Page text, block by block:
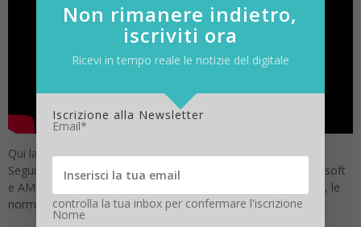
Qui la diretta SocialSmartWorkingTalk
Segui il Webinar 2.0 “#SmartWorkingTalk” con Lenovo, Microsoft
e AMD: il più esclusivo approfondimento sullo smart working, le
normative, l’attualità e la tecnologia che serve per realizzarlo.
Non rimanere indietro,
iscriviti ora
Ricevi in tempo reale le notizie del digitale
Iscrizione alla Newsletter
Email*
controlla la tua inbox per confermare l'iscrizione
Nome